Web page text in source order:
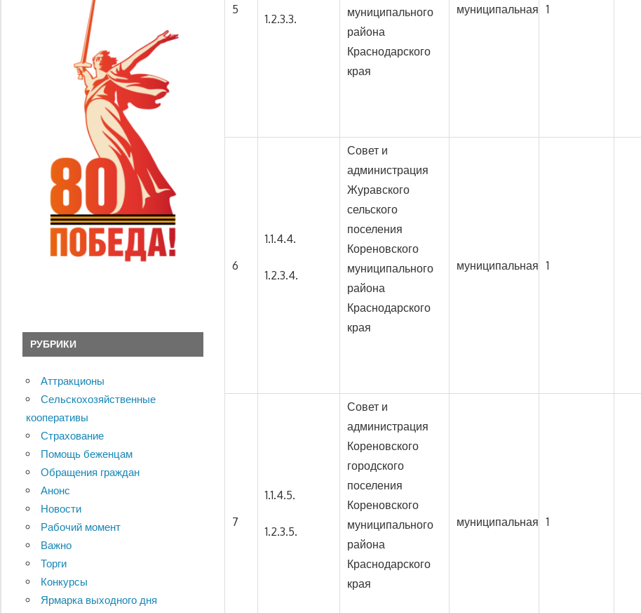
5
1.2.3.3.
муниципального
района
Краснодарского
края
муниципальная 1
6
1.1.4.4.
1.2.3.4.
Совет и
администрация
Журавского
сельского
поселения
Кореновского
муниципального
района
Краснодарского
края
муниципальная 1
7
1.1.4.5.
1.2.3.5.
Совет и
администрация
Кореновского
городского
поселения
Кореновского
муниципального
района
Краснодарского
края
муниципальная 1
РУБРИКИ
Аттракционы
Сельскохозяйственные
кооперативы
Страхование
Помощь беженцам
Обращения граждан
Анонс
Новости
Рабочий момент
Важно
Торги
Конкурсы
Ярмарка выходного дня